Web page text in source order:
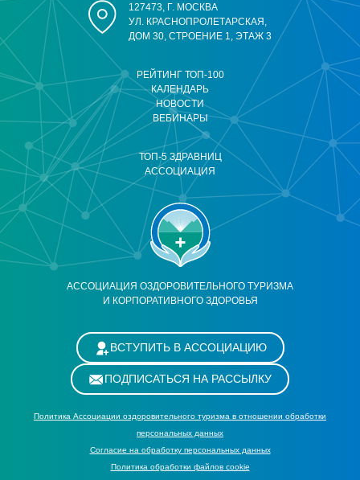
АССОЦИАЦИЯ ОЗДОРОВИТЕЛЬНОГО ТУРИЗМА
И КОРПОРАТИВНОГО ЗДОРОВЬЯ
РЕЙТИНГ ТОП-100
КАЛЕНДАРЬ
НОВОСТИ
ВЕБИНАРЫ
ТОП-5 ЗДРАВНИЦ
АССОЦИАЦИЯ
127473, Г. МОСКВА
УЛ. КРАСНОПРОЛЕТАРСКАЯ,
ДОМ 30, СТРОЕНИЕ 1, ЭТАЖ 3
ВСТУПИТЬ В АССОЦИАЦИЮ
ПОДПИСАТЬСЯ НА РАССЫЛКУ
Политика Ассоциации оздоровительного туризма в отношении обработки
персональных данных
Cогласие на обработку персональных данных
Политика обработки файлов cookie